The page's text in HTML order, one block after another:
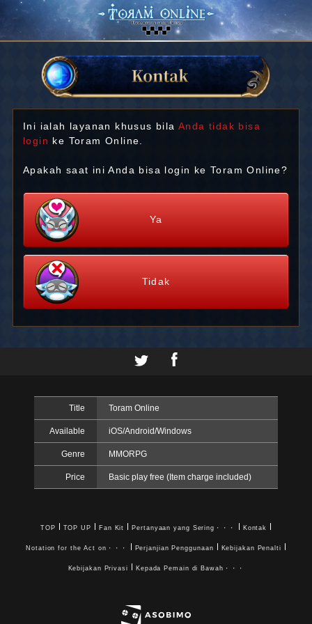
Ini ialah layanan khusus bila Anda tidak bisa
login ke Toram Online.
Apakah saat ini Anda bisa login ke Toram Online?
Ya
Tidak
Title Toram Online
Available iOS/Android/Windows
Genre MMORPG
Price Basic play free (Item charge included)
TOP TOP UP Fan Kit Pertanyaan yang Sering・・・ Kontak
Notation for the Act on・・・ Perjanjian Penggunaan Kebijakan Penalti
Kebijakan Privasi Kepada Pemain di Bawah・・・